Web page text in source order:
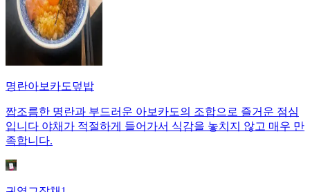
명란아보카도덮밥
짭조름한 명란과 부드러운 아보카도의 조합으로 즐거운 점심
입니다 야채가 적절하게 들어가서 식감을 놓치지 않고 매우 만
족합니다.